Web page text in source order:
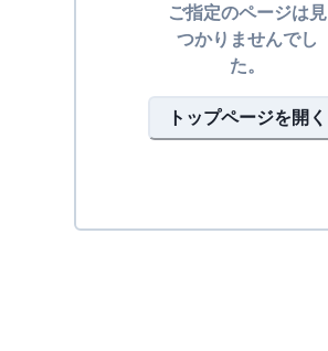
ご指定のページは見
つかりませんでし
た。
トップページを開く